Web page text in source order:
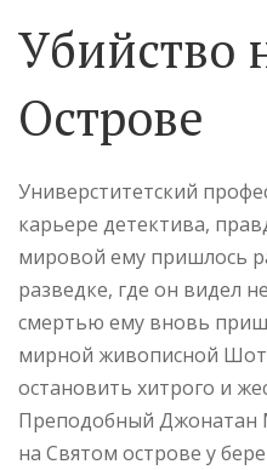
Убийство
Острове
Универститетский
карьере детектива,
мировой ему пришлось
разведке, где он видел
смертью ему вновь
мирной живописной
остановить хитрого и
Преподобный Джонатан
на Святом острове у